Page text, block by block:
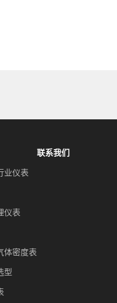
业仪表
仪表
体密度表
型
联系我们